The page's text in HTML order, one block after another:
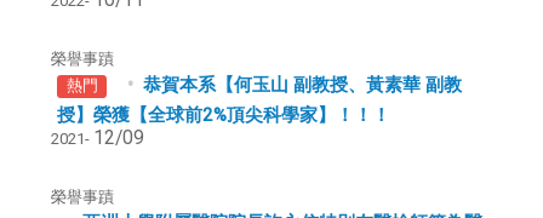
榮譽事蹟
熱門
恭賀本系【何玉山 副教授、黃素華 副教
授】榮獲【全球前2%頂尖科學家】！！！
2021- 12/09
榮譽事蹟